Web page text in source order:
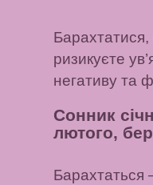
ризикуєте
негативу та
Сонник
лютого,
Барахтаться